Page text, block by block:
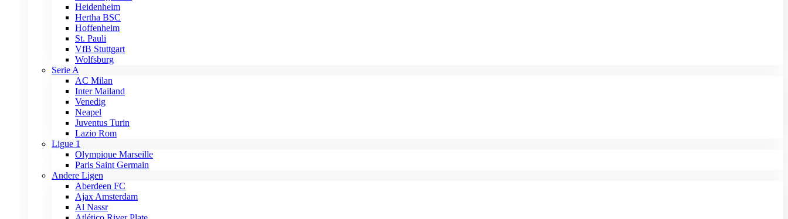
Heidenheim
Hertha BSC
Hoffenheim
St. Pauli
VfB Stuttgart
Wolfsburg
Serie A
AC Milan
Inter Mailand
Venedig
Neapel
Juventus Turin
Lazio Rom
Ligue 1
Olympique Marseille
Paris Saint Germain
Andere Ligen
Aberdeen FC
Ajax Amsterdam
Al Nassr